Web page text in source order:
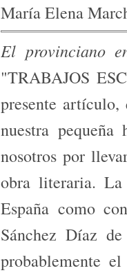
María Elena
El provinciano
"TRABAJOS
presente
nuestra
nosotros por
obra literaria.
España como
Sánchez Díaz
probablemente